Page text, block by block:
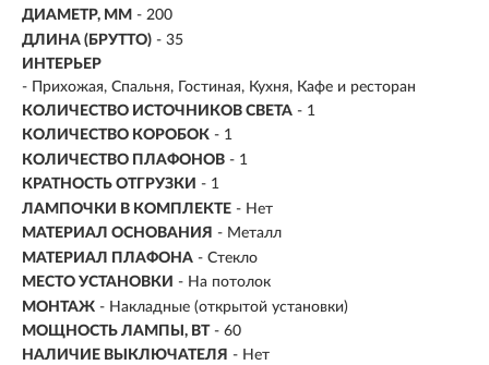
ДИАМЕТР, ММ - 200
ДЛИНА (БРУТТО) - 35
ИНТЕРЬЕР
- Прихожая, Спальня, Гостиная, Кухня, Кафе и ресторан
КОЛИЧЕСТВО ИСТОЧНИКОВ СВЕТА - 1
КОЛИЧЕСТВО КОРОБОК - 1
КОЛИЧЕСТВО ПЛАФОНОВ - 1
КРАТНОСТЬ ОТГРУЗКИ - 1
ЛАМПОЧКИ В КОМПЛЕКТЕ - Нет
МАТЕРИАЛ ОСНОВАНИЯ - Металл
МАТЕРИАЛ ПЛАФОНА - Стекло
МЕСТО УСТАНОВКИ - На потолок
МОНТАЖ - Накладные (открытой установки)
МОЩНОСТЬ ЛАМПЫ, ВТ - 60
НАЛИЧИЕ ВЫКЛЮЧАТЕЛЯ - Нет